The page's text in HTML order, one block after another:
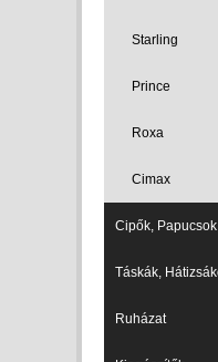
Starling
Prince
Roxa
Cimax
Cipők, Papucsok
Táskák,
Ruházat